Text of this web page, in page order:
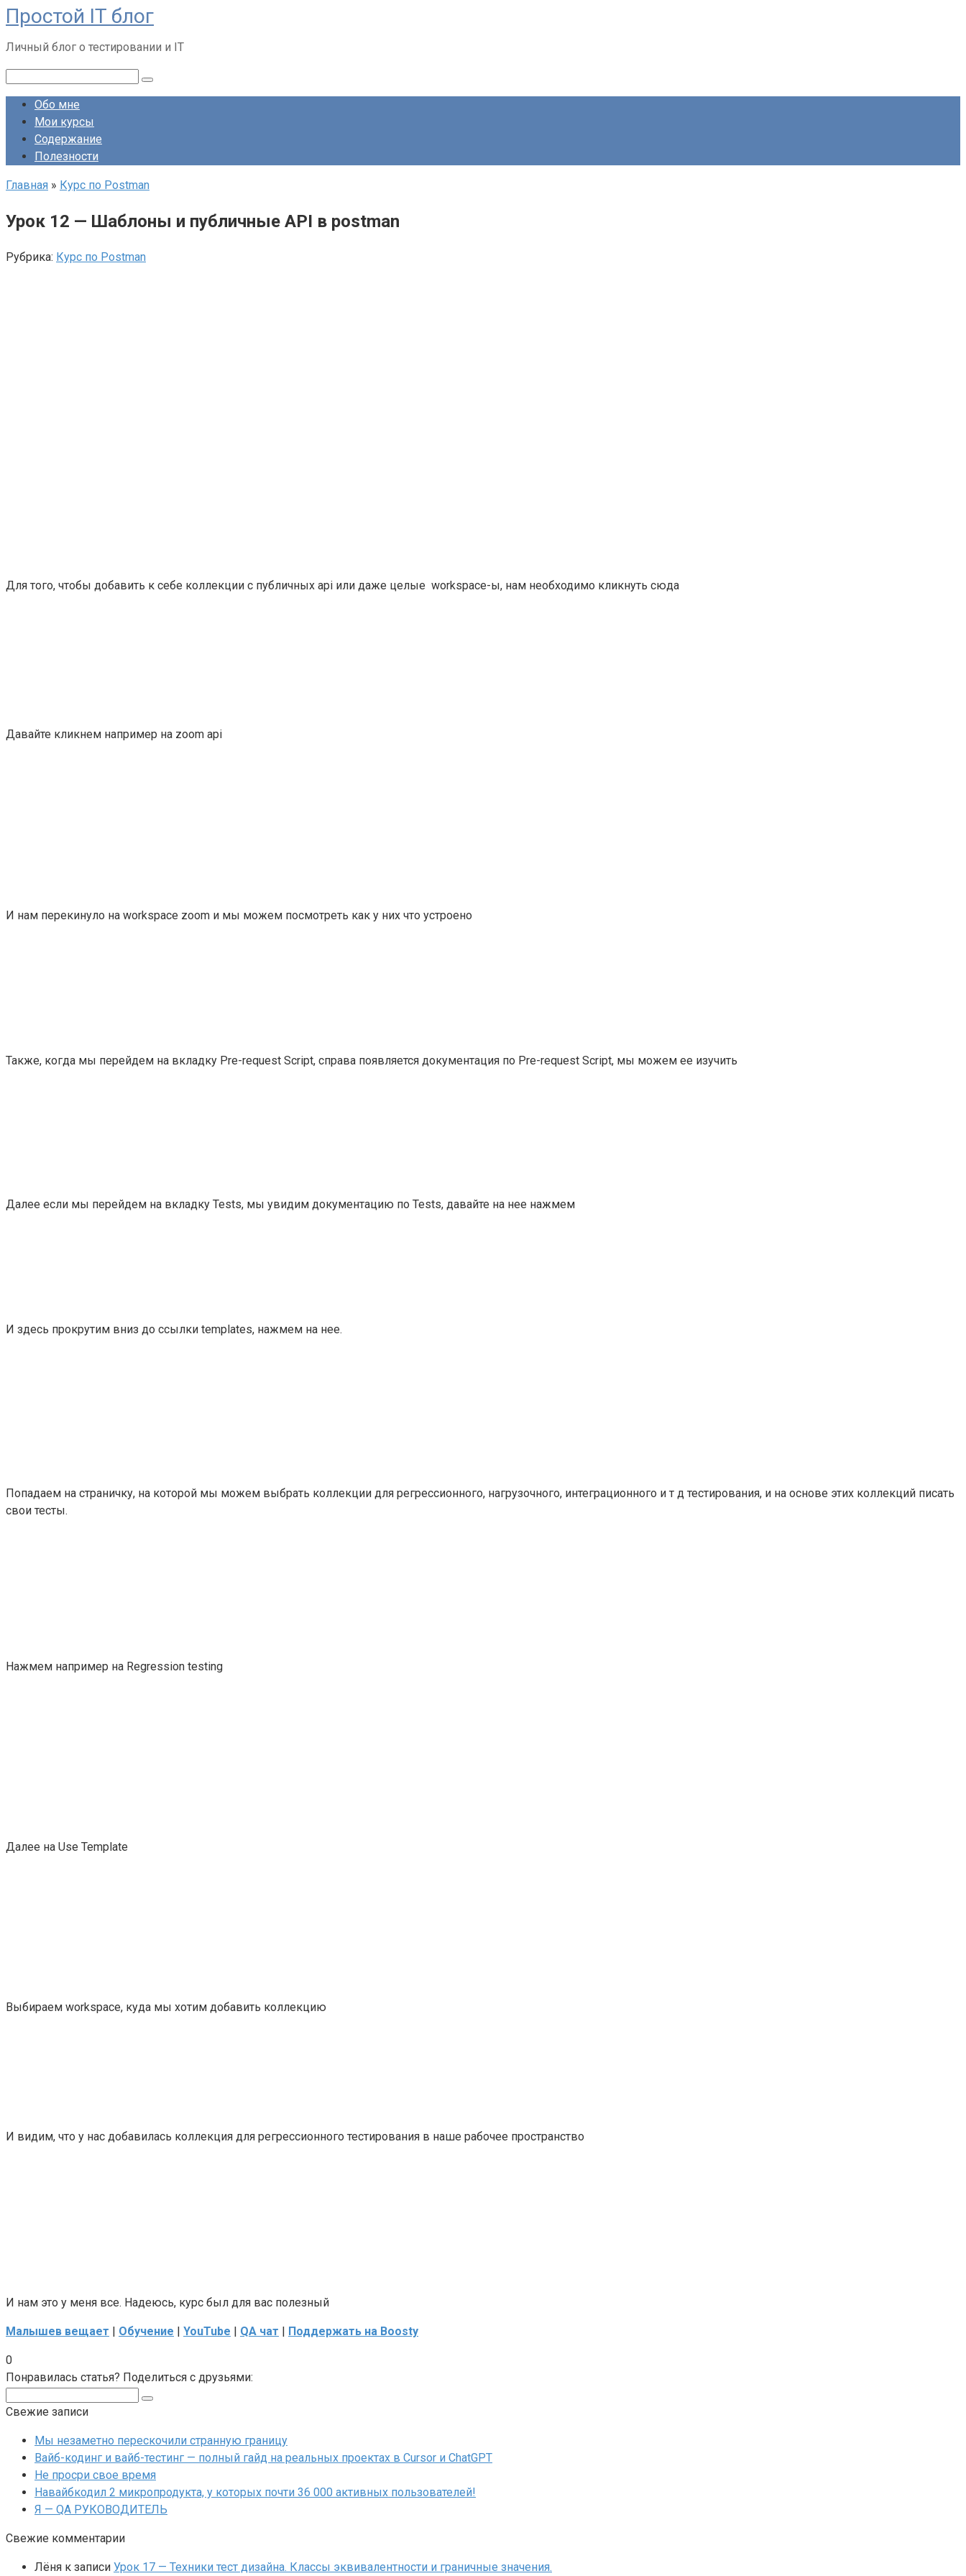
Перейти
к
контенту
Простой IT блог
Личный блог о тестировании и IT
Обо мне
Мои курсы
Содержание
Полезности
Главная » Курс по Postman
Урок 12 — Шаблоны и публичные API в postman
Рубрика: Курс по Postman
Для того, чтобы добавить к себе коллекции с публичных api или даже целые workspace-ы, нам необходимо кликнуть сюда
Давайте кликнем например на zoom api
И нам перекинуло на workspace zoom и мы можем посмотреть как у них что устроено
Также, когда мы перейдем на вкладку Pre-request Script, справа появляется документация по Pre-request Script, мы можем ее изучить
Далее если мы перейдем на вкладку Tests, мы увидим документацию по Tests, давайте на нее нажмем
И здесь прокрутим вниз до ссылки templates, нажмем на нее.
Попадаем на страничку, на которой мы можем выбрать коллекции для регрессионного, нагрузочного, интеграционного и т д тестирования, и на основе этих коллекций писать
свои тесты.
Нажмем например на Regression testing
Далее на Use Template
Выбираем workspace, куда мы хотим добавить коллекцию
И видим, что у нас добавилась коллекция для регрессионного тестирования в наше рабочее пространство
И нам это у меня все. Надеюсь, курс был для вас полезный
Малышев вещает | Обучение | YouTube | QA чат | Поддержать на Boosty
0
Понравилась статья? Поделиться с друзьями:
Свежие записи
Мы незаметно перескочили странную границу
Вайб-кодинг и вайб-тестинг — полный гайд на реальных проектах в Cursor и ChatGPT
Не просри свое время
Навайбкодил 2 микропродукта, у которых почти 36 000 активных пользователей!
Я — QA РУКОВОДИТЕЛЬ
Свежие комментарии
Лёня к записи Урок 17 — Техники тест дизайна. Классы эквивалентности и граничные значения.